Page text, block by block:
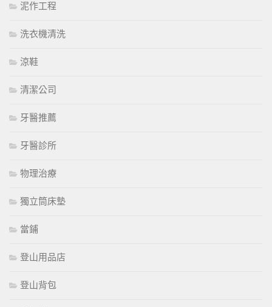
泥作工程
洗衣機清洗
涼鞋
清潔公司
牙醫推薦
牙醫診所
物理治療
獨立筒床墊
當鋪
登山用品店
登山背包